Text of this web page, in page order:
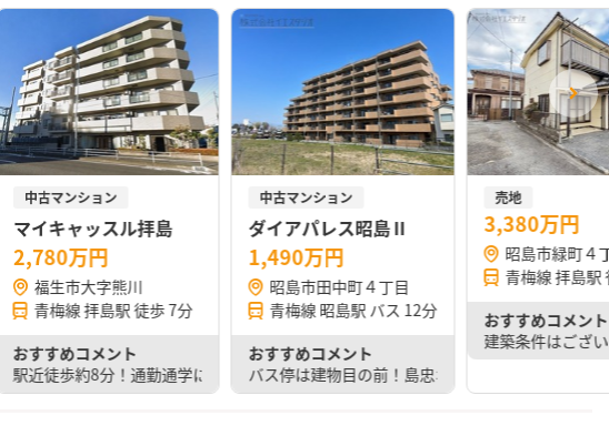
】 詳細はお気軽にお問い合わせください！ リフォーム歴 ◆フローリ…
中古マンション
マイキャッスル拝島
2,780万円
福生市大字熊川
青梅線 拝島駅 徒歩 7分
おすすめコメント
駅近徒歩約8分！通勤通学に便利なマンションです◎
中古マンション
ダイアパレス昭島Ⅱ
1,490万円
昭島市田中町４丁目
青梅線 昭島駅 バス 12分
おすすめコメント
バス停は建物目の前！島忠ホームズ近く便利
売地
3,380万円
昭島市緑町４
青梅線 拝島駅
おすすめコメント
建築条件はござ